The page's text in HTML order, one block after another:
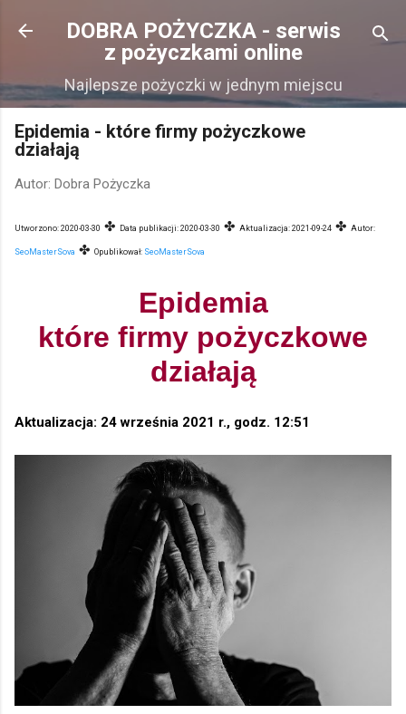
Przejdź do głównej zawartości
DOBRA POŻYCZKA - serwis
z pożyczkami online
Najlepsze pożyczki w jednym miejscu
Epidemia - które firmy pożyczkowe
działają
Autor: Dobra Pożyczka
Utworzono: 2020-03-30 ✤ Data publikacji: 2020-03-30 ✤ Aktualizacja: 2021-09-24 ✤ Autor:
SeoMasterSova ✤ Opublikował: SeoMasterSova
Epidemia
które firmy pożyczkowe
działają
Aktualizacja: 24 września 2021 r., godz. 12:51